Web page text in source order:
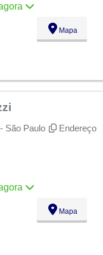
Mapa
São Paulo
Endereço
Mapa